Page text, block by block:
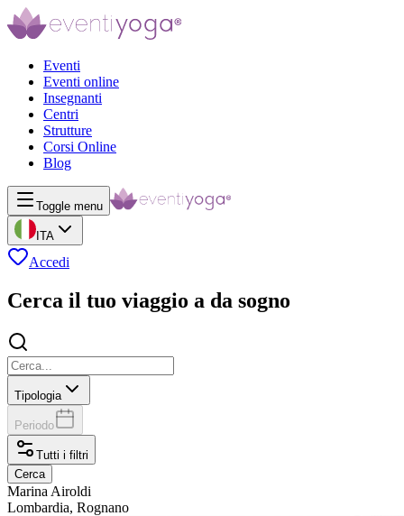
Eventi
Eventi online
Insegnanti
Centri
Strutture
Corsi Online
Blog
Toggle menu
ITA
Accedi
Cerca il tuo viaggio a da sogno
Tipologia
Periodo
Tutti i filtri
Cerca
Marina Airoldi
Lombardia, Rognano